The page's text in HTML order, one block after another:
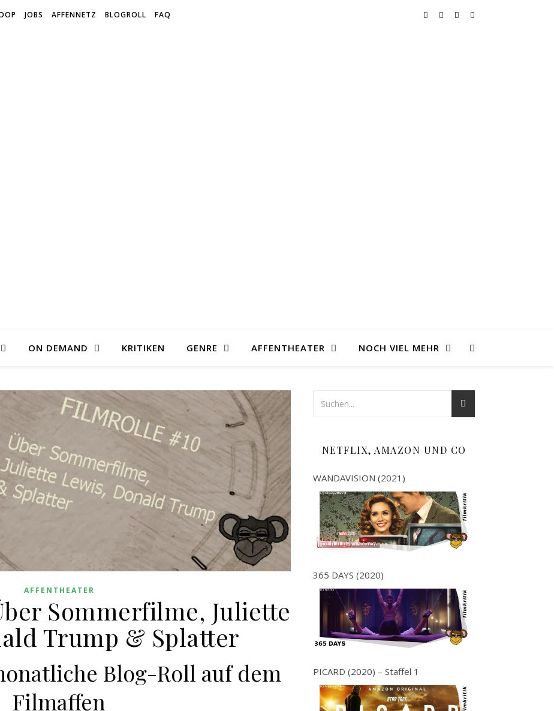
JOBS AFFENNETZ BLOGROLL FAQ
ON DEMAND KRITIKEN GENRE AFFENTHEATER NOCH VIEL MEHR
AFFENTHEATER
Sommerfilme, Juliette
Trump & Splatter
Blog-Roll auf dem
Filmaffen
NETFLIX, AMAZON UND CO
WANDAVISION (2021)
365 DAYS (2020)
PICARD (2020) – Staffel 1